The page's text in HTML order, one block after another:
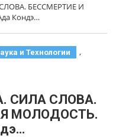
БЕССМЕРТИЕ И
Кондэ…
и Технологии ,
СИЛА СЛОВА.
МОЛОДОСТЬ.